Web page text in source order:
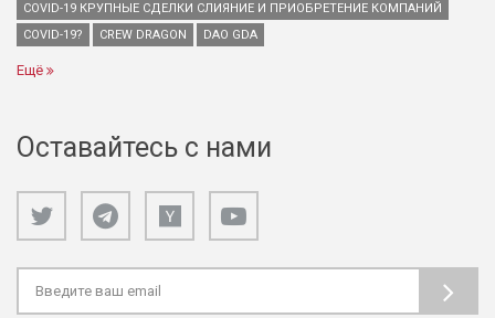
COVID-19 КРУПНЫЕ СДЕЛКИ СЛИЯНИЕ И ПРИОБРЕТЕНИЕ КОМПАНИЙ
COVID-19?
CREW DRAGON DAO GDA
Ещё
Оставайтесь с нами